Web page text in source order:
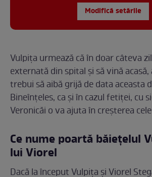
Modifică setările
Vulpița urmează că în doar câteva
externată din spital și să vină
trebui să aibă grijă de data aceasta
Bineînțeles, ca și în cazul fetiței, cu
Veronicăi o va ajuta în creșterea
Ce nume poartă băiețelul
lui Viorel
Dacă la început Vulpița și Viorel